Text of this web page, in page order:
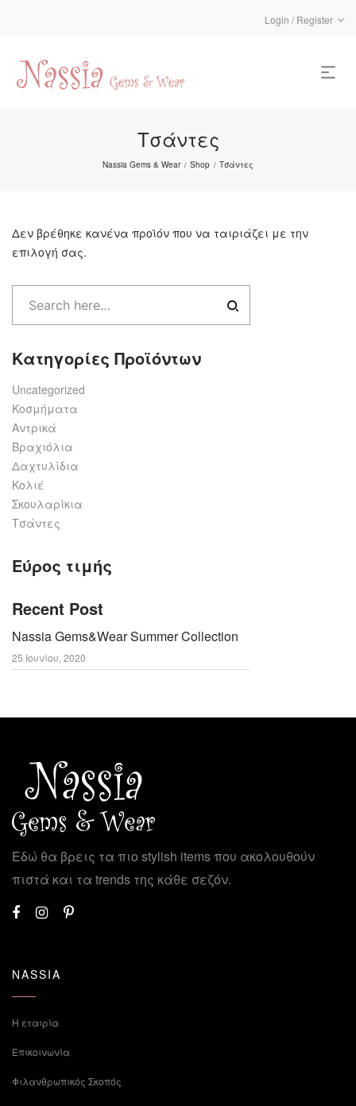
Login / Register
Τσάντες
Nassia Gems & Wear / Shop / Τσάντες
Δεν βρέθηκε κανένα προϊόν που να ταιριάζει με την
επιλογή σας.
Κατηγορίες Προϊόντων
Uncategorized
Κοσμήματα
Αντρικά
Βραχιόλια
Δαχτυλίδια
Κολιέ
Σκουλαρίκια
Τσάντες
Εύρος τιμής
Recent Post
Nassia Gems&Wear Summer Collection
25 Ιουνίου, 2020
Εδώ θα βρεις τα πιο stylish items που ακολουθούν
πιστά και τα trends της κάθε σεζόν.
NASSIA
Η εταιρία
Επικοινωνία
Φιλανθρωπικός Σκοπός